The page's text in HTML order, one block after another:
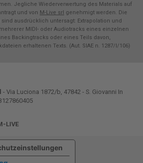
Jegliche Wiederverwertung des Materials auf
und von M-Live srl genehmigt werden. Die
ausdrücklich untersagt: Extrapolation und
MIDI- oder Audiotracks eines einzelnen
Backingtracks oder eines Teils davon,
erhaltenen Texts. (Aut. SIAE n. 1287/I/106)
- Via Luciona 1872/b, 47842 - S. Giovanni In
LIVE